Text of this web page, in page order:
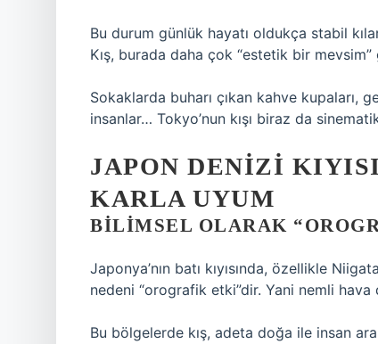
Bu durum günlük hayatı oldukça stabil
Kış, burada daha çok “estetik bir mevsim”
Sokaklarda buharı çıkan kahve kupaları,
insanlar… Tokyo’nun kışı biraz da
JAPON DENIZI
KARLA UYUM
BILIMSEL OLARAK
Japonya’nın batı kıyısında, özellikle
nedeni “orografik etki”dir. Yani nemli
Bu bölgelerde kış, adeta doğa ile insan